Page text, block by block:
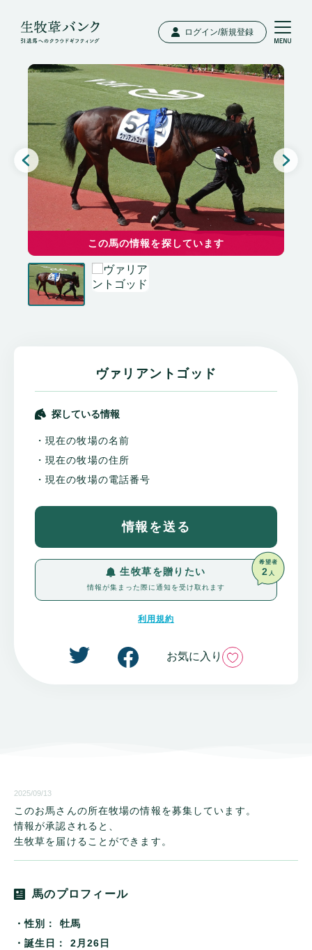
ログイン/新規登録
この馬の情報を探しています
ヴァリアントゴッド
探している情報
・現在の牧場の名前
・現在の牧場の住所
・現在の牧場の電話番号
情報を送る
生牧草を贈りたい
情報が集まった際に通知を受け取れます
希望者
2 人
利用規約
お気に入り
2025/09/13
このお馬さんの所在牧場の情報を募集しています。
情報が承認されると、
生牧草を届けることができます。
馬のプロフィール
・性別：
牡馬
・誕生日：
2月26日